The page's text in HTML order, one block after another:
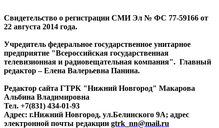
Свидетельство о регистрации СМИ Эл № ФС 77-59166 от
22 августа 2014 года.
Учредитель федеральное государственное унитарное
предприятие "Всероссийская государственная
телевизионная и радиовещательная компания". Главный
редактор – Елена Валерьевна Панина.
Редактор сайта ГТРК "Нижний Новгород" Макарова
Альбина Владимировна
Тел. +7(831) 434-01-93
Адрес: г.Нижний Новгород, ул.Белинского 9А; адрес
электронной почты редакции gtrk_nn@mail.ru